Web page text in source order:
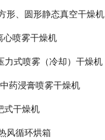
形、圆形静态真空干燥机
心喷雾干燥机
力式喷雾（冷却）干燥机
药浸膏喷雾干燥机
式干燥机
风循环烘箱